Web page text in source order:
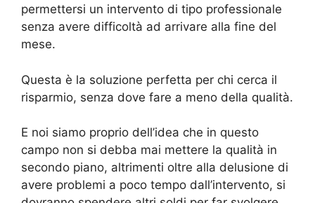
permettersi un intervento di tipo professionale
senza avere difficoltà ad arrivare alla fine del
mese.
Questa è la soluzione perfetta per chi cerca il
risparmio, senza dove fare a meno della qualità.
E noi siamo proprio dell’idea che in questo
campo non si debba mai mettere la qualità in
secondo piano, altrimenti oltre alla delusione di
avere problemi a poco tempo dall’intervento, si